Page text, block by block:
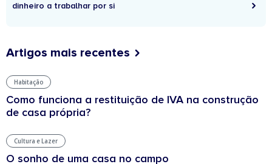
dinheiro a trabalhar por si
Artigos mais recentes
Habitação
Como funciona a restituição de IVA na construção
de casa própria?
Cultura e Lazer
O sonho de uma casa no campo